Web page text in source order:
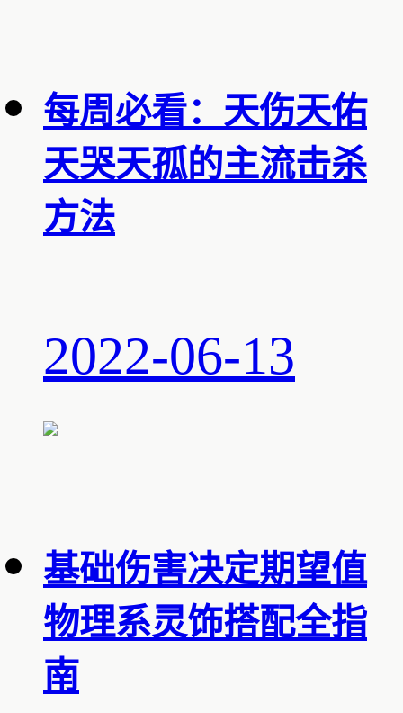
每周必看：天伤天佑
天哭天孤的主流击杀
方法
2022-06-13
基础伤害决定期望值
物理系灵饰搭配全指
南